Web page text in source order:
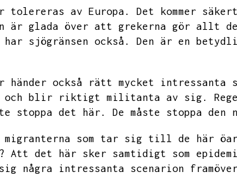
tolereras av Europa. Det kommer
är glada över att grekerna gör allt
sjögränsen också.
Den är en
händer också rätt mycket intressanta
och blir riktigt militanta av sig.
stoppa det här.
De måste stoppa den
migranterna som tar sig till de här
Att det här sker samtidigt som
några intressanta scenarion